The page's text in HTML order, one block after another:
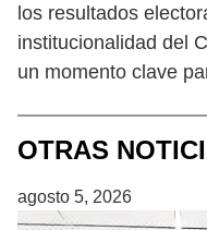
los resultados
institucionalidad del
un momento clave
OTRAS
agosto 5, 2026